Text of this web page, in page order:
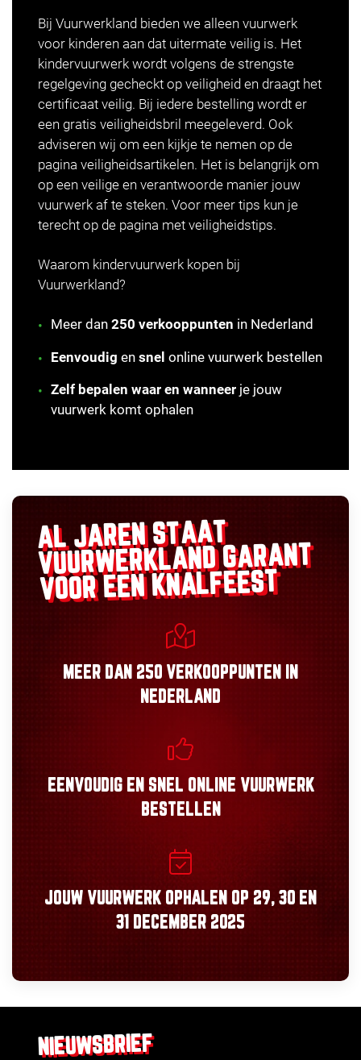
Bij Vuurwerkland bieden we alleen vuurwerk
voor kinderen aan dat uitermate veilig is. Het
kindervuurwerk wordt volgens de strengste
regelgeving gecheckt op veiligheid en draagt het
certificaat veilig. Bij iedere bestelling wordt er
een gratis veiligheidsbril meegeleverd. Ook
adviseren wij om een kijkje te nemen op de
pagina veiligheidsartikelen. Het is belangrijk om
op een veilige en verantwoorde manier jouw
vuurwerk af te steken. Voor meer tips kun je
terecht op de pagina met veiligheidstips.
Waarom kindervuurwerk kopen bij
Vuurwerkland?
Meer dan 250 verkooppunten in Nederland
Eenvoudig en snel online vuurwerk bestellen
Zelf bepalen waar en wanneer je jouw
vuurwerk komt ophalen
AL JAREN STAAT
VUURWERKLANDGARANT
VOOR EEN KNALFEEST
MEER DAN 250 VERKOOPPUNTEN
IN
NEDERLAND
EENVOUDIGEN SNEL ONLINE VUURWERK
BESTELLEN
JOUW VUURWERK OPHALEN OP 29, 30 EN
31 DECEMBER 2025
NIEUWSBRIEF